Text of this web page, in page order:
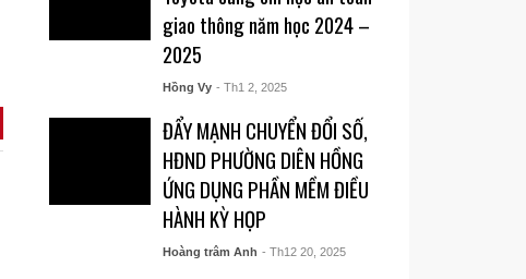
giao thông năm học 2024 –
2025
Hồng Vy - Th1 2, 2025
ĐẨY MẠNH CHUYỂN ĐỔI SỐ,
HĐND PHƯỜNG DIÊN HỒNG
ỨNG DỤNG PHẦN MỀM ĐIỀU
HÀNH KỲ HỌP
Hoàng trâm Anh - Th12 20, 2025